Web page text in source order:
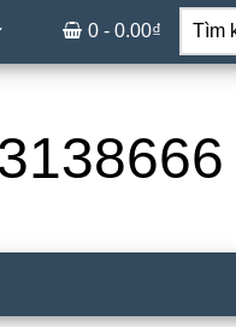
Tìm
kiếm...
0 - 0.00₫